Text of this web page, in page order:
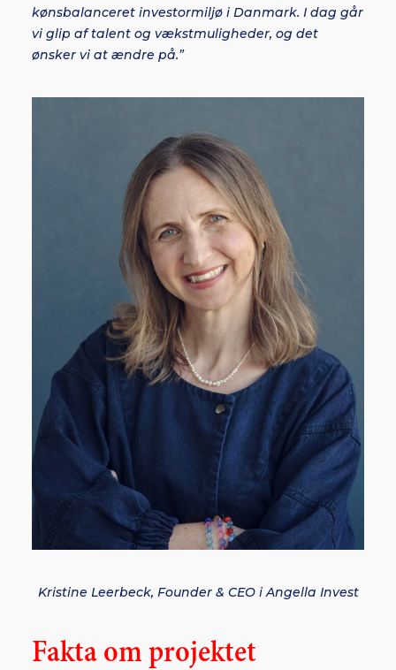
kønsbalanceret investormiljø i Danmark. I dag går
vi glip af talent og vækstmuligheder, og det
ønsker vi at ændre på.”
Kristine Leerbeck, Founder & CEO i Angella Invest
Fakta om projektet